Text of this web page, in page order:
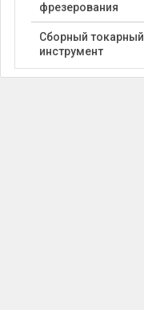
фрезерования
Сборный токарный
инструмент